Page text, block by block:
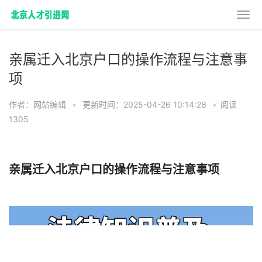
亲属迁入北京户口的操作流程与注意事
项
作者：网站编辑 • 更新时间：2025-04-26 10:14:28 • 阅读
1305
亲属迁入北京户口的操作流程与注意事项